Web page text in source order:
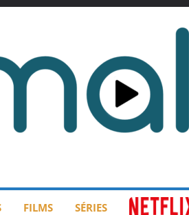
FILMS SÉRIES